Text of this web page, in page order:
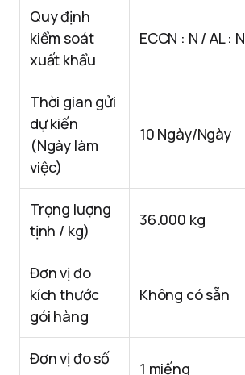
Quy định
kiểm soát
xuất khẩu
ECCN : N / AL : N
Thời gian gửi
dự kiến ​​
(Ngày làm
việc)
10 Ngày/Ngày
Trọng lượng
tịnh / kg)
36.000 kg
Đơn vị đo
kích thước
gói hàng
Không có sẵn
Đơn vị đo số
1 miếng